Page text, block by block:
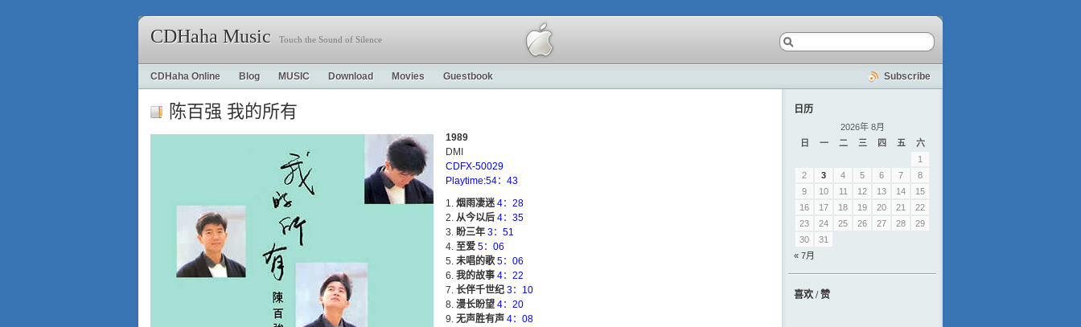
CDHaha Music Touch the Sound of Silence
CDHaha Online Blog MUSIC Download Movies Guestbook Subscribe
陈百强 我的所有
1989
DMI
CDFX-50029
Playtime:54：43
烟雨凄迷 4：28
从今以后 4：35
盼三年 3：51
至爱 5：06
未唱的歌 5：06
我的故事 4：22
长伴千世纪 3：10
漫长盼望 4：20
无声胜有声 4：08
日历
2026年 8月
日
一 二 三 四 五
六
1
2
3 4 5 6 7
8
9
10 11 12 13 14
15
16
17 18 19 20 21
22
23
24 25 26 27 28
29
30
31
« 7月
喜欢 / 赞